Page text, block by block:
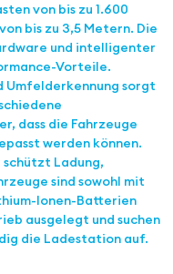
von bis zu 1.600
bis zu 3,5 Metern. Die
und intelligenter
Vorteile.
Umfelderkennung sorgt
dass die Fahrzeuge
werden können.
Ladung,
sind sowohl mit
Ionen-Batterien
ausgelegt und suchen
die Ladestation auf.